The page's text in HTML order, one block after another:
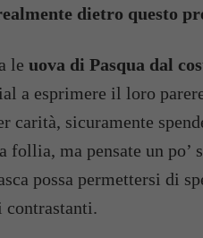
dietro questo
le uova di Pasqua dal
a esprimere il loro
carità, sicuramente
ma pensate un po’
possa permettersi di
contrastanti.